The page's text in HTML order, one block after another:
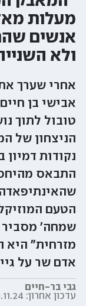
אנשים
ולא
אחרי שערך
אבישי בן
טובול לתוך
הניצחון של
נקודות דמיון
התבאס
הטעם
שמחה' מסביר
מזרחית" היא
אדם שר על
גבי בר-חיים
עדכון אחרון: | 18:59